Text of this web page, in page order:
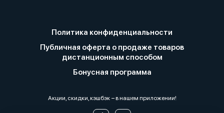
Политика конфиденциальности
Публичная оферта о продаже товаров
дистанционным способом
Бонусная программа
Акции, скидки, кэшбэк − в нашем приложении!